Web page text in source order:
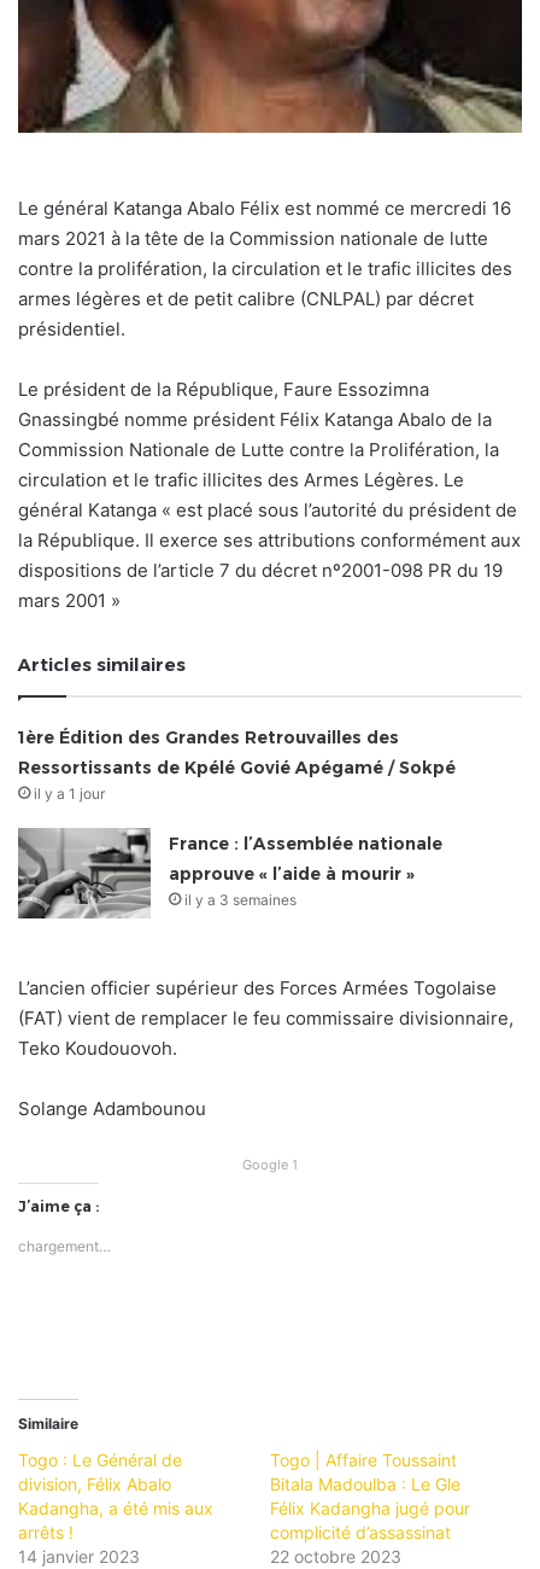
Le général Katanga Abalo Félix est nommé ce mercredi 16
mars 2021 à la tête de la Commission nationale de lutte
contre la prolifération, la circulation et le trafic illicites des
armes légères et de petit calibre (CNLPAL) par décret
présidentiel.
Le président de la République, Faure Essozimna
Gnassingbé nomme président Félix Katanga Abalo de la
Commission Nationale de Lutte contre la Prolifération, la
circulation et le trafic illicites des Armes Légères. Le
général Katanga « est placé sous l’autorité du président de
la République. Il exerce ses attributions conformément aux
dispositions de l’article 7 du décret nº2001-098 PR du 19
mars 2001 »
Articles similaires
1ère Édition des Grandes Retrouvailles des
Ressortissants de Kpélé Govié Apégamé / Sokpé
il y a 1 jour
France : l’Assemblée nationale
approuve « l’aide à mourir »
il y a 3 semaines
L’ancien officier supérieur des Forces Armées Togolaise
(FAT) vient de remplacer le feu commissaire divisionnaire,
Teko Koudouovoh.
Solange Adambounou
Google 1
J’aime ça :
chargement…
Similaire
Togo : Le Général de
division, Félix Abalo
Kadangha, a été mis aux
arrêts !
14 janvier 2023
Togo | Affaire Toussaint
Bitala Madoulba : Le Gle
Félix Kadangha jugé pour
complicité d’assassinat
22 octobre 2023